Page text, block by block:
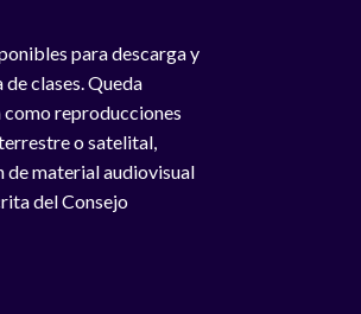
para descarga y
clases. Queda
reproducciones
o satelital,
de material audiovisual
del Consejo